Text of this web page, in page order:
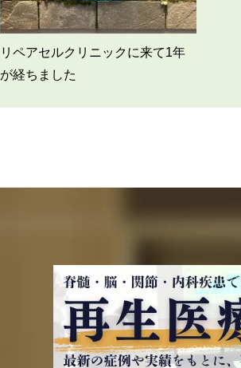
リペアセルクリニックに来て1年
が経ちました